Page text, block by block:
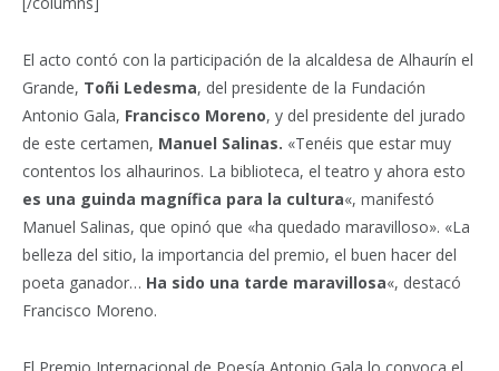
El acto contó con la participación de la alcaldesa de Alhaurín el
Grande, Toñi Ledesma, del presidente de la Fundación
Antonio Gala, Francisco Moreno, y del presidente del jurado
de este certamen, Manuel Salinas. «Tenéis que estar muy
contentos los alhaurinos. La biblioteca, el teatro y ahora esto
es una guinda magnífica para la cultura«, manifestó
Manuel Salinas, que opinó que «ha quedado maravilloso». «La
belleza del sitio, la importancia del premio, el buen hacer del
poeta ganador… Ha sido una tarde maravillosa«, destacó
Francisco Moreno.